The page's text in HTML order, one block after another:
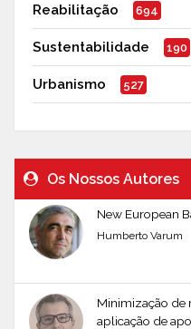
Reabilitação 694
Sustentabilidade 190
Urbanismo 527
Os Nossos Autores
New European
Humberto Varum
Minimização de
aplicação de